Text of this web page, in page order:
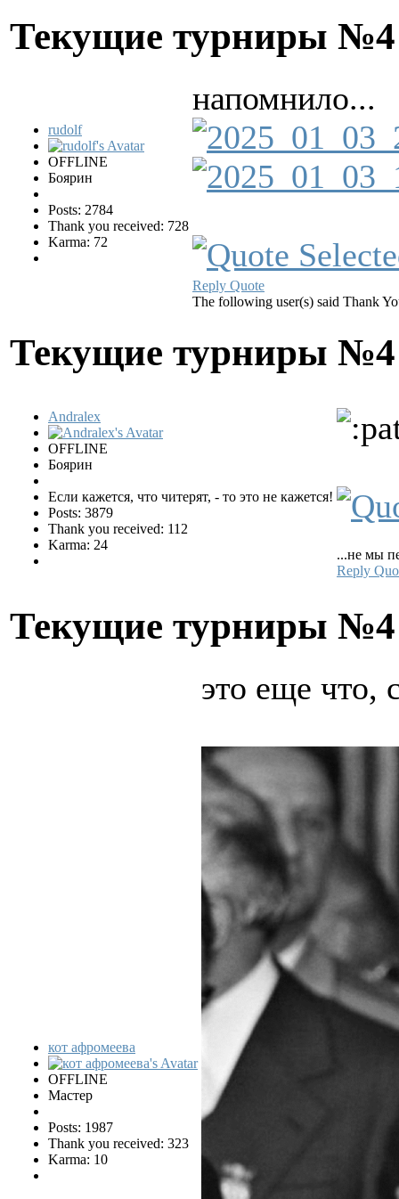
Текущие турниры
rudolf
OFFLINE
Боярин
Posts: 2784
Thank you received: 728
Karma: 72
напомнило...
Reply Quote
The following user(s) said Thank
Текущие турниры
Andralex
OFFLINE
Боярин
Если кажется, что читерят, - то это не кажется!
Posts: 3879
Thank you received: 112
Karma: 24
...не мы
Reply
Текущие турниры
кот афромеева
OFFLINE
Мастер
Posts: 1987
Thank you received: 323
Karma: 10
это еще что,